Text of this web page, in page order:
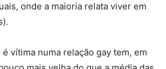
onde a maioria relata viver em
vítima numa relação gay tem, em